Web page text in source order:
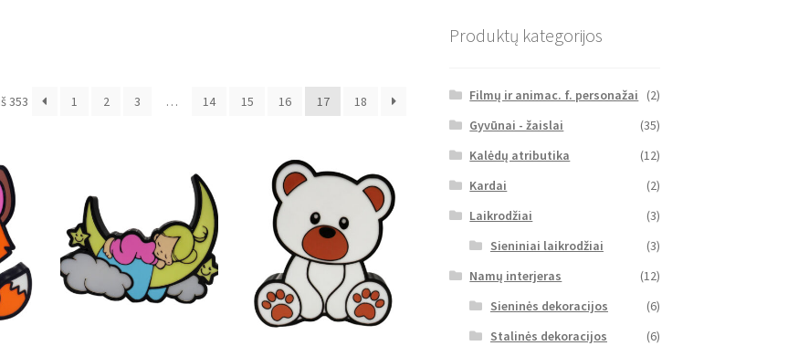
353 1 2 3 … 14 15 16 17 18
Produktų kategorijos
Filmų ir animac. f. personažai
(2)
Gyvūnai - žaislai
(35)
Kalėdų atributika
(12)
Kardai
(2)
Laikrodžiai
(3)
Sieniniai laikrodžiai
(3)
Namų interjeras
(12)
Sieninės dekoracijos
(6)
Stalinės dekoracijos
(6)